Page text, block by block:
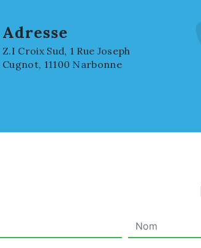
Adresse
Z.I Croix Sud, 1 Rue Joseph
Cugnot, 11100 Narbonne